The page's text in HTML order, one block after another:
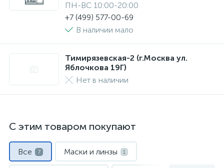
ПН-ВС 10:00-20:00
+7 (499) 577-00-69
В наличии мало
Тимирязевская-2 (г.Москва ул.
Яблочкова 19Г)
Нет в наличии
С этим товаром покупают
Все 7 Маски и линзы 1